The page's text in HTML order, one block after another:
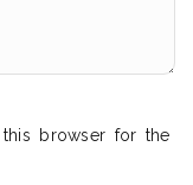
browser for the